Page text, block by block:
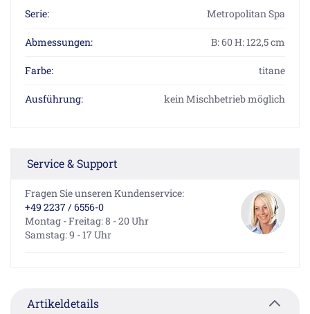
Serie: Metropolitan Spa
Abmessungen: B: 60 H: 122,5 cm
Farbe: titane
Ausführung: kein Mischbetrieb möglich
Service & Support
Fragen Sie unseren Kundenservice:
+49 2237 / 6556-0
Montag - Freitag: 8 - 20 Uhr
Samstag: 9 - 17 Uhr
Artikeldetails